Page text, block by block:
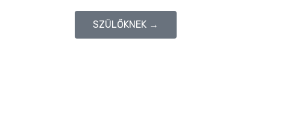
SZÜLŐKNEK →